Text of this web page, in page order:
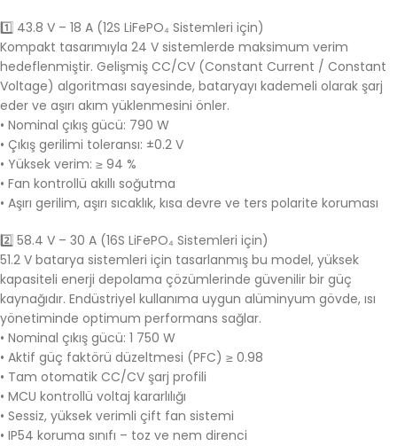
1️⃣ 43.8 V – 18 A (12S LiFePO₄ Sistemleri için)
Kompakt tasarımıyla 24 V sistemlerde maksimum verim
hedeflenmiştir. Gelişmiş CC/CV (Constant Current / Constant
Voltage) algoritması sayesinde, bataryayı kademeli olarak şarj
eder ve aşırı akım yüklenmesini önler.
• Nominal çıkış gücü: 790 W
• Çıkış gerilimi toleransı: ±0.2 V
• Yüksek verim: ≥ 94 %
• Fan kontrollü akıllı soğutma
• Aşırı gerilim, aşırı sıcaklık, kısa devre ve ters polarite koruması
2️⃣ 58.4 V – 30 A (16S LiFePO₄ Sistemleri için)
51.2 V batarya sistemleri için tasarlanmış bu model, yüksek
kapasiteli enerji depolama çözümlerinde güvenilir bir güç
kaynağıdır. Endüstriyel kullanıma uygun alüminyum gövde, ısı
yönetiminde optimum performans sağlar.
• Nominal çıkış gücü: 1 750 W
• Aktif güç faktörü düzeltmesi (PFC) ≥ 0.98
• Tam otomatik CC/CV şarj profili
• MCU kontrollü voltaj kararlılığı
• Sessiz, yüksek verimli çift fan sistemi
• IP54 koruma sınıfı – toz ve nem direnci